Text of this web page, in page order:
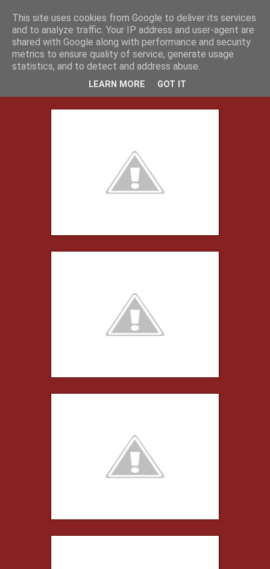
Klasblog van juf Isaura
Thema "kerstmis" in de klas
This site uses cookies from Google to deliver its services
and to analyze traffic. Your IP address and user-agent are
shared with Google along with performance and security
metrics to ensure quality of service, generate usage
statistics, and to detect and address abuse.
LEARN MORE GOT IT